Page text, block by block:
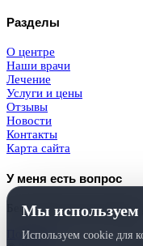
Разделы
О центре
Наши врачи
Лечение
Услуги и цены
Отзывы
Новости
Контакты
Карта сайта
У меня есть вопрос
Бесплатная консультация
Получить
Мы используем
Используем cookie для